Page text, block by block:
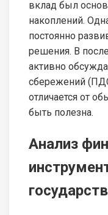
вклад был
накоплений.
постоянно
решения. В
активно
сбережений
отличается от
быть полезна.
Анализ